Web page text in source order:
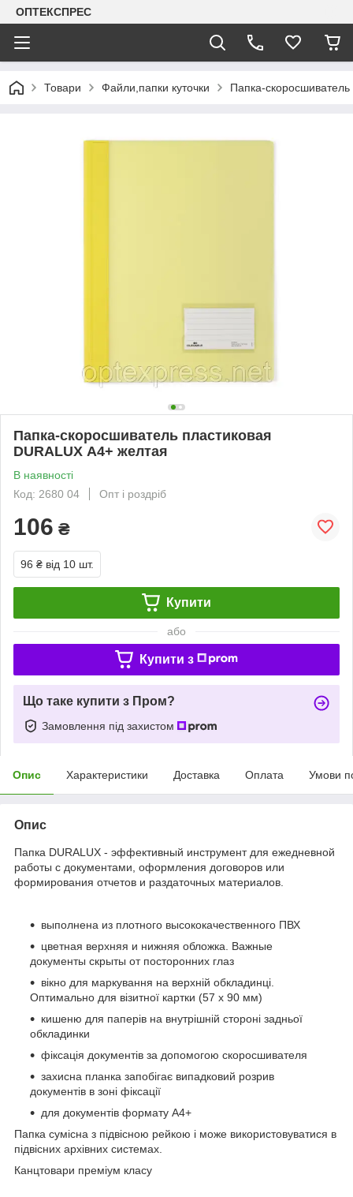
ОПТЕКСПРЕС
Товари Файли,папки куточки Папка-
Папка-скоросшиватель пластиковая
DURALUX А4+ желтая
В наявності
Код: 2680 04
Опт і роздріб
106 ₴
96 ₴ від 10 шт.
Купити
або
Купити з
Що таке купити з Пром?
Замовлення під захистом
Опис Характеристики Доставка Оплата Умови
Опис
Папка DURALUX - эффективный инструмент для ежедневной
работы с документами, оформления договоров или
формирования отчетов и раздаточных материалов.
выполнена из плотного высококачественного ПВХ
цветная верхняя и нижняя обложка. Важные
документы скрыты от посторонних глаз
вікно для маркування на верхній обкладинці.
Оптимально для візитної картки (57 х 90 мм)
кишеню для паперів на внутрішній стороні задньої
обкладинки
фіксація документів за допомогою скоросшивателя
захисна планка запобігає випадковий розрив
документів в зоні фіксації
для документів формату А4+
Папка сумісна з підвісною рейкою і може використовуватися в
підвісних архівних системах.
Канцтовари преміум класу